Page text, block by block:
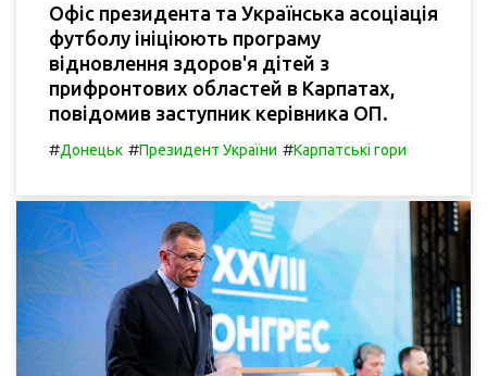
Офіс президента та Українська асоціація
футболу ініціюють програму
відновлення здоров'я дітей з
прифронтових областей в Карпатах,
повідомив заступник керівника ОП.
#Донецьк #Президент України #Карпатські гори